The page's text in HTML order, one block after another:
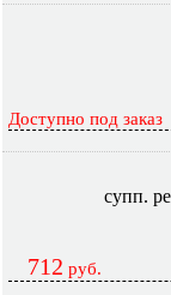
Доступно под заказ
супп.
712 руб.